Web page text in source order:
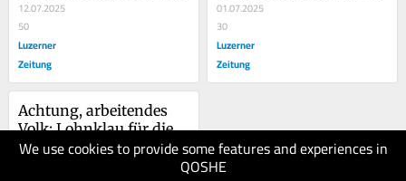
We use cookies to provide some features and experiences in
QOSHE
Bundes
12.07.2025
50
Luzerner
Zeitung
ist Schwachsinn
01.07.2025
30
Luzerner
Zeitung
Achtung, arbeitendes
Volk: Lohnklau für die
AHV
14.06.2025